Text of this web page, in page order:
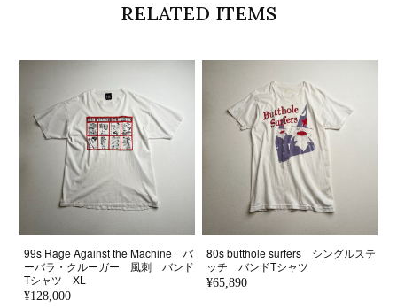
RELATED ITEMS
99s Rage Against the Machine バ
ーバラ・クルーガー 風刺 バンド
Tシャツ XL
¥128,000
80s butthole surfers シングルステ
ッチ バンドTシャツ
¥65,890